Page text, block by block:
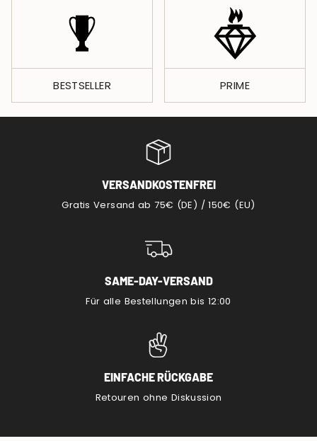
BESTSELLER PRIME
VERSANDKOSTENFREI
Gratis Versand ab 75€ (DE) / 150€ (EU)
SAME-DAY-VERSAND
Für alle Bestellungen bis 12:00
EINFACHE RÜCKGABE
Retouren ohne Diskussion